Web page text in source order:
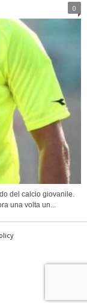
0
del calcio giovanile.
una volta un...